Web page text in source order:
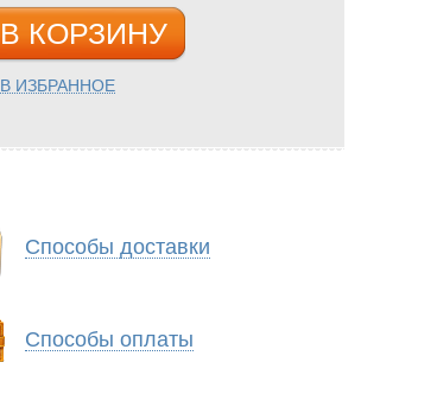
В КОРЗИНУ
В ИЗБРАННОЕ
Способы доставки
Способы оплаты